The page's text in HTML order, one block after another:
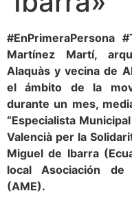
#EnPrimeraPersona
Martínez Martí,
Alaquàs y vecina de
el ámbito de la
durante un mes,
“Especialista
Valencià per la
Miguel de Ibarra
local Asociación de
(AME).